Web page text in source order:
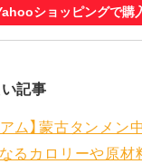
ショッピングで購
記事
ム】蒙古タンメン
るカロリーや原材